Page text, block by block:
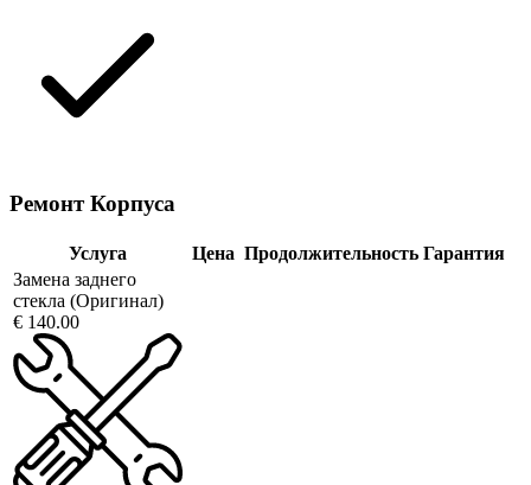
Ремонт Корпуса
Услуга Цена Продолжительность Гарантия
Замена заднего
стекла (Оригинал)
€ 140.00